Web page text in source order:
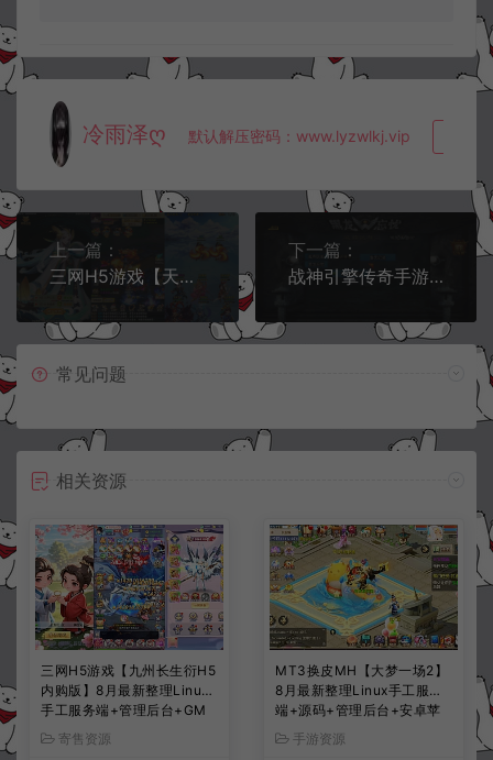
冷雨泽ღ 默认解压密码：www.lyzwlkj.vip
上一篇：
三网H5游戏【天界纪元H5】5月最新整理Win一键服务端+多区+GM授权后台+详细搭建教程
下一篇：
战神引擎传奇手游【单职业黑龙忘忧19大陆精修版】5月最新整理Win一键服务端+GM授权后台+安卓苹果双端+详细搭建教程+视频教程
常见问题
相关资源
三网H5游戏【九州长生衍H5
内购版】8月最新整理Linux
手工服务端+管理后台+GM
授权后台+简易安卓客户端
+详细搭建教程+视频教程
寄售资源
MT3换皮MH【大梦一场2】
8月最新整理Linux手工服务
端+源码+管理后台+安卓苹
果双端+详细搭建教程+视频
教程
手游资源